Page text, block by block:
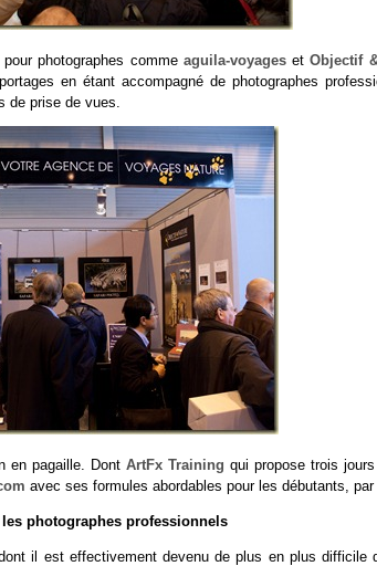
photographes comme aguila-voyagesetObjectif
en étant accompagné de photographes
de prise de vues.
en pagaille. Dont ArtFx Training qui propose trois
avec ses formules abordables pour les débutants,
photographes professionnels
il est effectivement devenu de plus en plus